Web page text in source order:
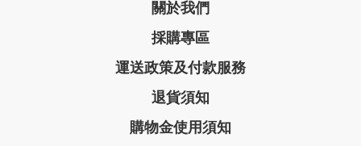
關於我們
採購專區
運送政策及付款服務
退貨須知
購物金使用須知